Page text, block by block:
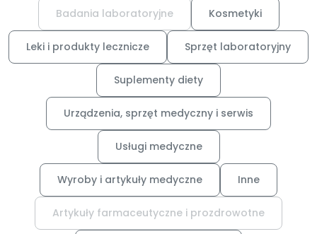
Badania laboratoryjne Kosmetyki
Leki i produkty lecznicze Sprzęt laboratoryjny
Suplementy diety
Urządzenia, sprzęt medyczny i serwis
Usługi medyczne
Wyroby i artykuły medyczne Inne
Artykuły farmaceutyczne i prozdrowotne